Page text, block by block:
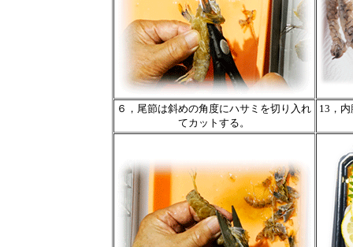
６，尾節は斜めの角度にハサミを切り入れ
てカットする。
13，